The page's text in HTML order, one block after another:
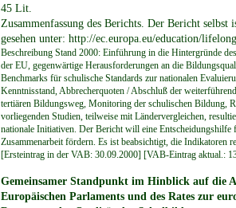
45 Lit.
Zusammenfassung des Berichts. Der Bericht
gesehen unter: http://ec.europa.eu/education/
Beschreibung Stand 2000: Einführung in die Hintergründe
der EU, gegenwärtige Herausforderungen an die
Benchmarks für schulische Standards zur nationalen
Kenntnisstand, Abbrecherquoten / Abschluß der
tertiären Bildungsweg, Monitoring der schulischen Bildung,
vorliegenden Studien, teilweise mit Ländervergleichen,
nationale Initiativen. Der Bericht will eine
Zusammenarbeit fördern. Es ist beabsichtigt, die Indikatoren
[Ersteintrag in der VAB: 30.09.2000] [VAB-Eintrag aktual.:
Gemeinsamer Standpunkt im Hinblick auf die
Europäischen Parlaments und des Rates zur